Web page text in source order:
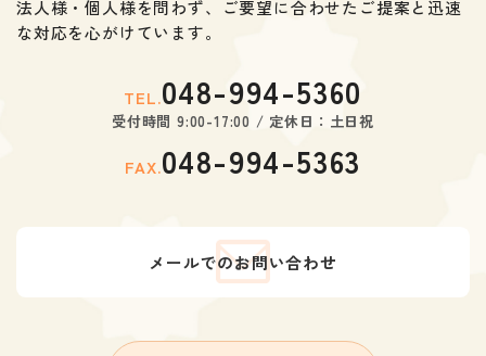
法人様・個人様を問わず、ご要望に合わせたご提案と迅速
な対応を心がけています。
TEL.048-994-5360
受付時間 9:00-17:00 / 定休日：土日祝
FAX.048-994-5363
メールでのお問い合わせ